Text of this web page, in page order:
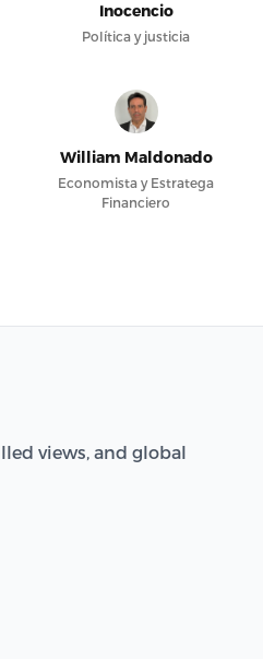
Inocencio
Política y justicia
William Maldonado
Economista y Estratega
Financiero
views, and global